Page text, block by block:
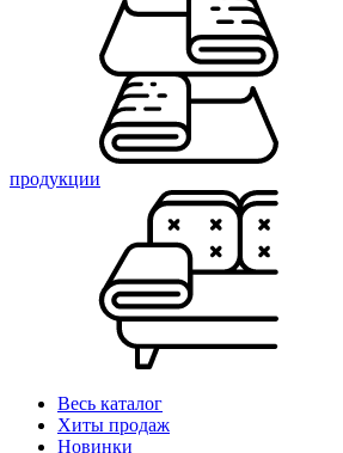
продукции
Весь каталог
Хиты продаж
Новинки